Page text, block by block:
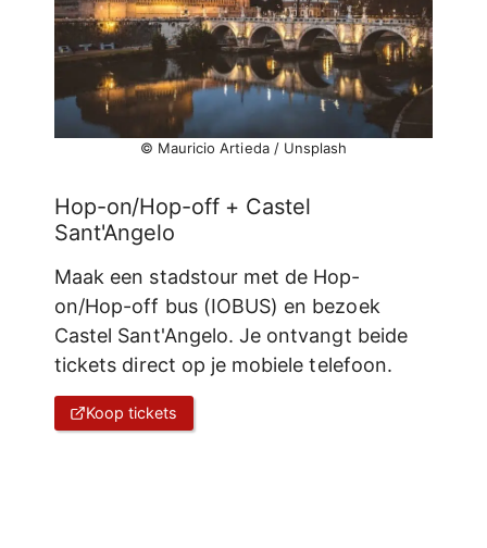
© Mauricio Artieda / Unsplash
Hop-on/Hop-off + Castel
Sant'Angelo
Maak een stadstour met de Hop-
on/Hop-off bus (IOBUS) en bezoek
Castel Sant'Angelo. Je ontvangt beide
tickets direct op je mobiele telefoon.
Koop tickets